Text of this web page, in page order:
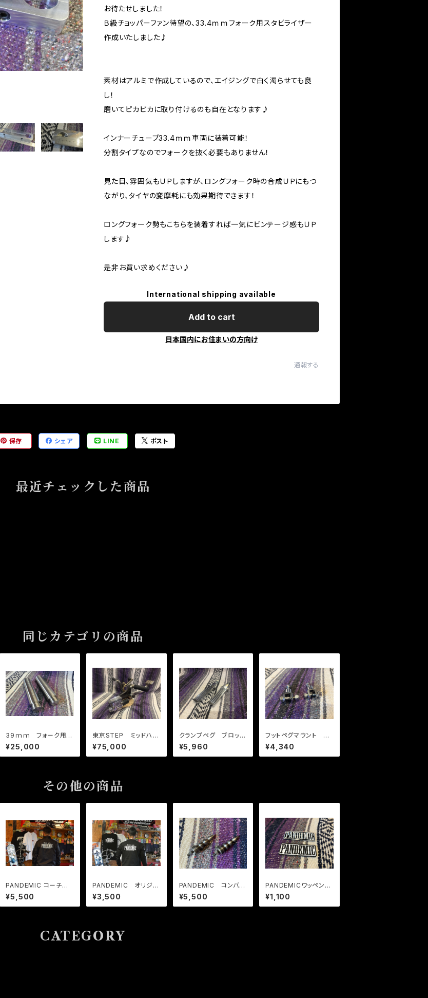
お待たせしました！
Ｂ級チョッパーファン待望の、33.4ｍｍフォーク用スタビライザー
作成いたしました♪
素材はアルミで作成しているので、エイジングで白く濁らせても良
し！
磨いてピカピカに取り付けるのも自在となります♪
インナーチューブ33.4ｍｍ車両に装着可能！
分割タイプなのでフォークを抜く必要もありません！
見た目、雰囲気もＵＰしますが、ロングフォーク時の合成ＵＰにもつ
ながり、タイヤの変摩耗にも効果期待できます！
ロングフォーク勢もこちらを装着すれば一気にビンテージ感もＵＰ
します♪
是非お買い求めください♪
International shipping available
Add to cart
日本国内にお住まいの方向け
通報する
保存 シェア LINE ポスト
最近チェックした商品
同じカテゴリの商品
39ｍｍ フォーク用
６インチ ロングフォー
クジョイント 39パ
イ ＸＬ ＦＸ スポー
¥25,000
東京STEP ミッドハイ
ステップキット 91～0
3XL スポーツスター
用 PDM 1st Lot
¥75,000
クランプペグ ブロック
タイプ メッキ
¥5,960
フットペグマウント 純
正ステップ用
¥4,340
その他の商品
PANDEMIC コーチジ
ャケット
¥5,500
PANDEMIC オリジナ
ル ロングスリーブTシ
ャツ ロンT
¥3,500
PANDEMIC コンバッ
トボルト 超攻撃型ナン
バーボルト
¥5,500
PANDEMICワッペン
パッチ
¥1,100
CATEGORY